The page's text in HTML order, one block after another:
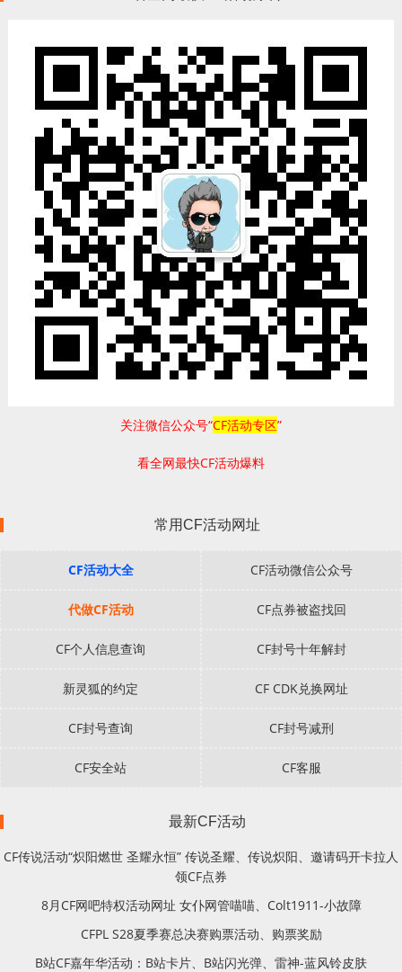
关注微信公众号“CF活动专区”
看全网最快CF活动爆料
常用CF活动网址
CF活动大全 CF活动微信公众号
代做CF活动 CF点券被盗找回
CF个人信息查询 CF封号十年解封
新灵狐的约定 CF CDK兑换网址
CF封号查询 CF封号减刑
CF安全站 CF客服
最新CF活动
CF传说活动“炽阳燃世 圣耀永恒” 传说圣耀、传说炽阳、邀请码开卡拉人
领CF点券
8月CF网吧特权活动网址 女仆网管喵喵、Colt1911-小故障
CFPL S28夏季赛总决赛购票活动、购票奖励
B站CF嘉年华活动：B站卡片、B站闪光弹、雷神-蓝风铃皮肤